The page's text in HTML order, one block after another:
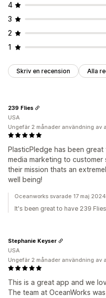
4
3
2
1
Skriv en recension Alla
PlasticPledge has been
media marketing to customer
their mission thats an
well being!
239 Flies
USA
Ungefär 2 månader användning av
Oceanworks svarade 17 maj 2024
It's been great to have 239
This is a great app and we
The team at OceanWorks
Stephanie Keyser
USA
Ungefär 2 månader användning av